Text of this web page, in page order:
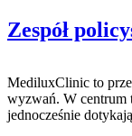
Zespół
MediluxClinic to
wyzwań. W centrum
jednocześnie